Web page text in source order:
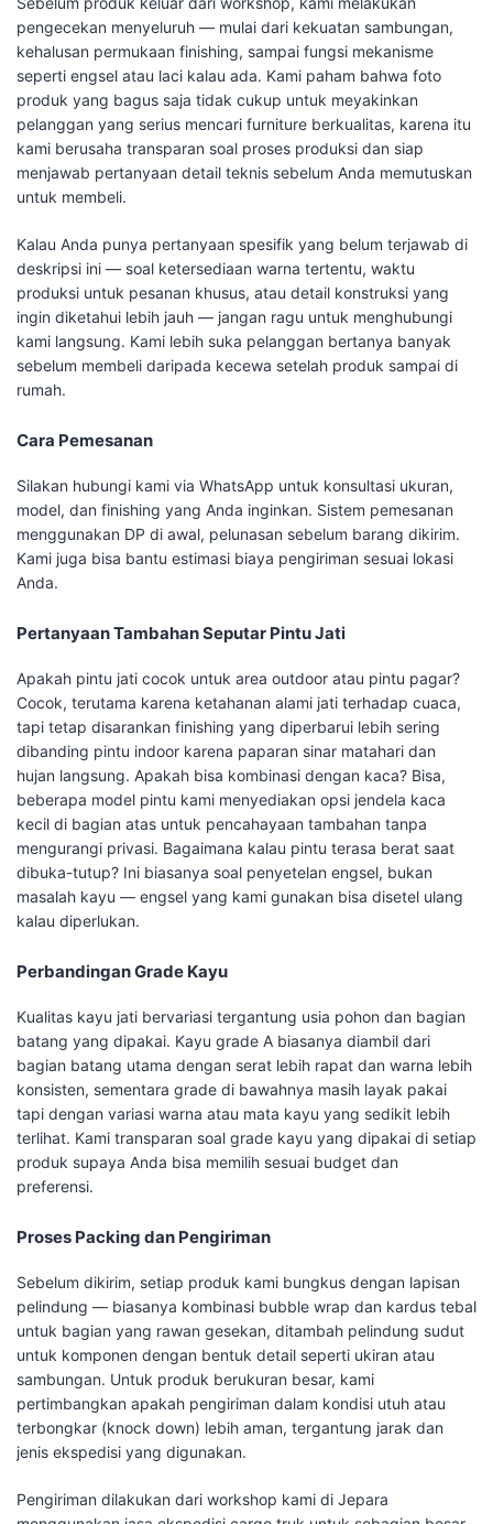
pengecekan menyeluruh — mulai dari kekuatan sambungan,
kehalusan permukaan finishing, sampai fungsi mekanisme
seperti engsel atau laci kalau ada. Kami paham bahwa foto
produk yang bagus saja tidak cukup untuk meyakinkan
pelanggan yang serius mencari furniture berkualitas, karena itu
kami berusaha transparan soal proses produksi dan siap
menjawab pertanyaan detail teknis sebelum Anda memutuskan
untuk membeli.
Kalau Anda punya pertanyaan spesifik yang belum terjawab di
deskripsi ini — soal ketersediaan warna tertentu, waktu
produksi untuk pesanan khusus, atau detail konstruksi yang
ingin diketahui lebih jauh — jangan ragu untuk menghubungi
kami langsung. Kami lebih suka pelanggan bertanya banyak
sebelum membeli daripada kecewa setelah produk sampai di
rumah.
Cara Pemesanan
Silakan hubungi kami via WhatsApp untuk konsultasi ukuran,
model, dan finishing yang Anda inginkan. Sistem pemesanan
menggunakan DP di awal, pelunasan sebelum barang dikirim.
Kami juga bisa bantu estimasi biaya pengiriman sesuai lokasi
Anda.
Pertanyaan Tambahan Seputar Pintu Jati
Apakah pintu jati cocok untuk area outdoor atau pintu pagar?
Cocok, terutama karena ketahanan alami jati terhadap cuaca,
tapi tetap disarankan finishing yang diperbarui lebih sering
dibanding pintu indoor karena paparan sinar matahari dan
hujan langsung. Apakah bisa kombinasi dengan kaca? Bisa,
beberapa model pintu kami menyediakan opsi jendela kaca
kecil di bagian atas untuk pencahayaan tambahan tanpa
mengurangi privasi. Bagaimana kalau pintu terasa berat saat
dibuka-tutup? Ini biasanya soal penyetelan engsel, bukan
masalah kayu — engsel yang kami gunakan bisa disetel ulang
kalau diperlukan.
Perbandingan Grade Kayu
Kualitas kayu jati bervariasi tergantung usia pohon dan bagian
batang yang dipakai. Kayu grade A biasanya diambil dari
bagian batang utama dengan serat lebih rapat dan warna lebih
konsisten, sementara grade di bawahnya masih layak pakai
tapi dengan variasi warna atau mata kayu yang sedikit lebih
terlihat. Kami transparan soal grade kayu yang dipakai di setiap
produk supaya Anda bisa memilih sesuai budget dan
preferensi.
Proses Packing dan Pengiriman
Sebelum dikirim, setiap produk kami bungkus dengan lapisan
pelindung — biasanya kombinasi bubble wrap dan kardus tebal
untuk bagian yang rawan gesekan, ditambah pelindung sudut
untuk komponen dengan bentuk detail seperti ukiran atau
sambungan. Untuk produk berukuran besar, kami
pertimbangkan apakah pengiriman dalam kondisi utuh atau
terbongkar (knock down) lebih aman, tergantung jarak dan
jenis ekspedisi yang digunakan.
Pengiriman dilakukan dari workshop kami di Jepara